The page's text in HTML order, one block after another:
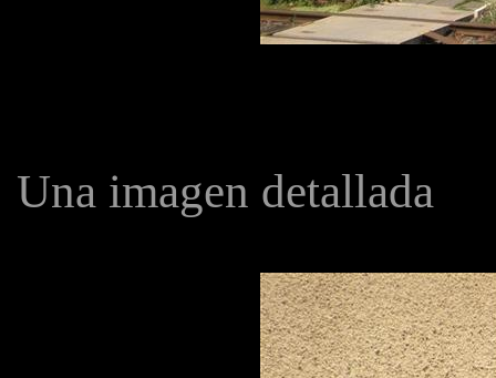
Una imagen detallada